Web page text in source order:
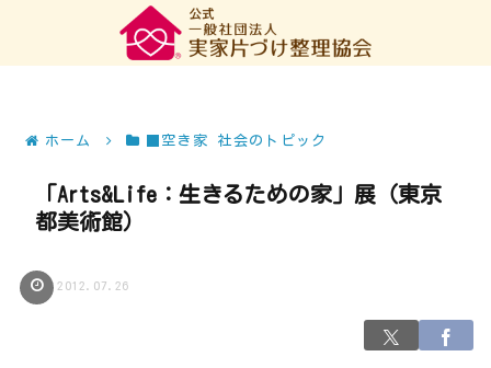
ホーム ■空き家 社会のトピック
「Arts&Life：生きるための家」展（東京
都美術館）
2012.07.26